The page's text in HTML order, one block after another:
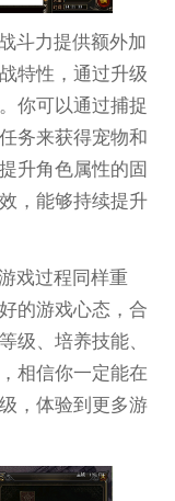
斗力提供额外加
特性，通过升级
你可以通过捕捉
务来获得宠物和
升角色属性的固
，能够持续提升
戏过程同样重
的游戏心态，合
级、培养技能、
相信你一定能在
，体验到更多游